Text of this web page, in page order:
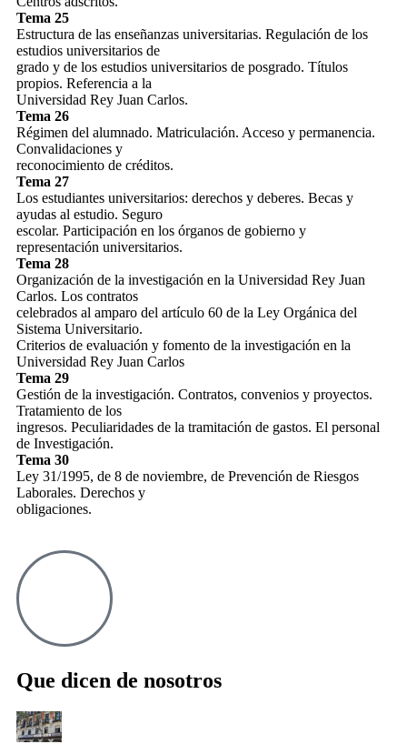
Tema 25
Estructura de las enseñanzas universitarias. Regulación de los
estudios universitarios de
grado y de los estudios universitarios de posgrado. Títulos
propios. Referencia a la
Universidad Rey Juan Carlos.
Tema 26
Régimen del alumnado. Matriculación. Acceso y permanencia.
Convalidaciones y
reconocimiento de créditos.
Tema 27
Los estudiantes universitarios: derechos y deberes. Becas y
ayudas al estudio. Seguro
escolar. Participación en los órganos de gobierno y
representación universitarios.
Tema 28
Organización de la investigación en la Universidad Rey Juan
Carlos. Los contratos
celebrados al amparo del artículo 60 de la Ley Orgánica del
Sistema Universitario.
Criterios de evaluación y fomento de la investigación en la
Universidad Rey Juan Carlos
Tema 29
Gestión de la investigación. Contratos, convenios y proyectos.
Tratamiento de los
ingresos. Peculiaridades de la tramitación de gastos. El personal
de Investigación.
Tema 30
Ley 31/1995, de 8 de noviembre, de Prevención de Riesgos
Laborales. Derechos y
obligaciones.
Que dicen de nosotros